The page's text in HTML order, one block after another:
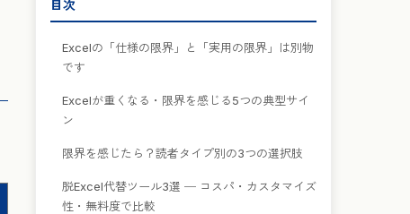
目次
Excelの「仕様の限界」と「実用の限界」は別物
です
Excelが重くなる・限界を感じる5つの典型サイ
ン
限界を感じたら？読者タイプ別の3つの選択肢
脱Excel代替ツール3選 ─ コスパ・カスタマイズ
性・無料度で比較